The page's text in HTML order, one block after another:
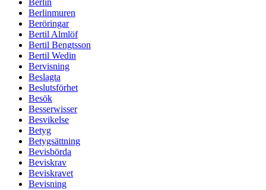
Berlinmuren
Beröringar
Bertil Almlöf
Bertil Bengtsson
Bertil Wedin
Bervisning
Beslagta
Beslutsförhet
Besök
Besserwisser
Besvikelse
Betyg
Betygsättning
Bevisbörda
Beviskrav
Beviskravet
Bevisning